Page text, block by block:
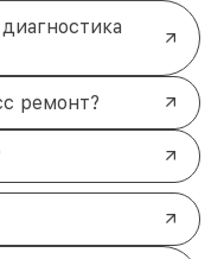
ремонт?